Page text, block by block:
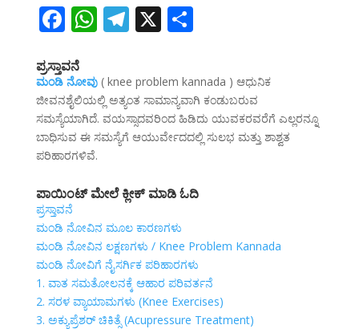
F
e
b
o
o
W
at
s
A
p
T
gr
a
m
X S
e
ಪ್ರಸ್ತಾವನೆ
ಮಂಡಿ ನೋವು( knee problem kannada ) ಆಧುನಿಕ
ಜೀವನಶೈಲಿಯಲ್ಲಿ ಅತ್ಯಂತ ಸಾಮಾನ್ಯವಾಗಿ ಕಂಡುಬರುವ
ಸಮಸ್ಯೆಯಾಗಿದೆ. ವಯಸ್ಸಾದವರಿಂದ ಹಿಡಿದು ಯುವಕರವರೆಗೆ ಎಲ್ಲರನ್ನೂ
ಬಾಧಿಸುವ ಈ ಸಮಸ್ಯೆಗೆ ಆಯುರ್ವೇದದಲ್ಲಿ ಸುಲಭ ಮತ್ತು ಶಾಶ್ವತ
ಪರಿಹಾರಗಳಿವೆ.
ಪಾಯಿಂಟ್ ಮೇಲೆ ಕ್ಲೀಕ್ ಮಾಡಿ ಓದಿ
ಪ್ರಸ್ತಾವನೆ
ಮಂಡಿ ನೋವಿನ ಮೂಲ ಕಾರಣಗಳು
ಮಂಡಿ ನೋವಿನ ಲಕ್ಷಣಗಳು / Knee Problem Kannada
ಮಂಡಿ ನೋವಿಗೆ ನೈಸರ್ಗಿಕ ಪರಿಹಾರಗಳು
1. ವಾತ ಸಮತೋಲನಕ್ಕೆ ಆಹಾರ ಪರಿವರ್ತನೆ
2. ಸರಳ ವ್ಯಾಯಾಮಗಳು (Knee Exercises)
3. ಅಕ್ಯುಪ್ರೆಶರ್ ಚಿಕಿತ್ಸೆ (Acupressure Treatment)